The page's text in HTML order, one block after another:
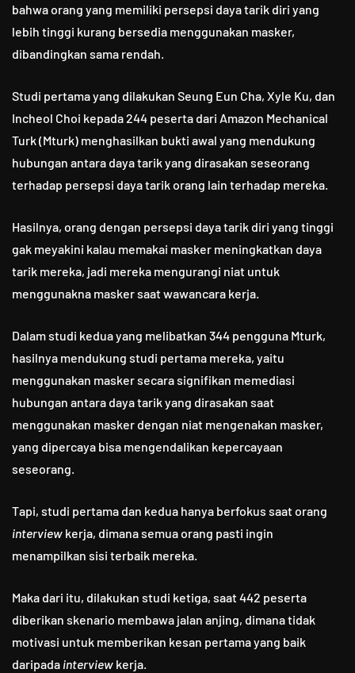
bahwa orang yang memiliki persepsi daya tarik diri yang
lebih tinggi kurang bersedia menggunakan masker,
dibandingkan sama rendah.
Studi pertama yang dilakukan Seung Eun Cha, Xyle Ku, dan
Incheol Choi kepada 244 peserta dari Amazon Mechanical
Turk (Mturk) menghasilkan bukti awal yang mendukung
hubungan antara daya tarik yang dirasakan seseorang
terhadap persepsi daya tarik orang lain terhadap mereka.
Hasilnya, orang dengan persepsi daya tarik diri yang tinggi
gak meyakini kalau memakai masker meningkatkan daya
tarik mereka, jadi mereka mengurangi niat untuk
menggunakna masker saat wawancara kerja.
Dalam studi kedua yang melibatkan 344 pengguna Mturk,
hasilnya mendukung studi pertama mereka, yaitu
menggunakan masker secara signifikan memediasi
hubungan antara daya tarik yang dirasakan saat
menggunakan masker dengan niat mengenakan masker,
yang dipercaya bisa mengendalikan kepercayaan
seseorang.
Tapi, studi pertama dan kedua hanya berfokus saat orang
interview kerja, dimana semua orang pasti ingin
menampilkan sisi terbaik mereka.
Maka dari itu, dilakukan studi ketiga, saat 442 peserta
diberikan skenario membawa jalan anjing, dimana tidak
motivasi untuk memberikan kesan pertama yang baik
daripada interview kerja.